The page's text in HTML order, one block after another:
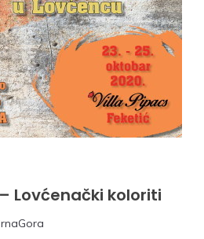
Lovćenački koloriti